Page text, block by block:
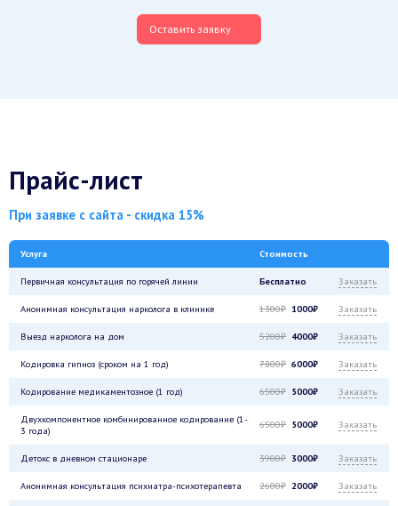
Оставить заявку
Прайс-лист
При заявке с сайта - скидка 15%
Услуга Стоимость
Первичная консультация по горячей линии Бесплатно Заказать
Анонимная консультация нарколога в клинике 1300₽ 1000₽ Заказать
Выезд нарколога на дом 5200₽ 4000₽ Заказать
Кодировка гипноз (сроком на 1 год) 7800₽ 6000₽ Заказать
Кодирование медикаментозное (1 год) 6500₽ 5000₽ Заказать
Двухкомпонентное комбинированное кодирование (1-
3 года)
6500₽ 5000₽ Заказать
Детокс в дневном стационаре 3900₽ 3000₽ Заказать
Анонимная консультация психиатра-психотерапевта 2600₽ 2000₽ Заказать